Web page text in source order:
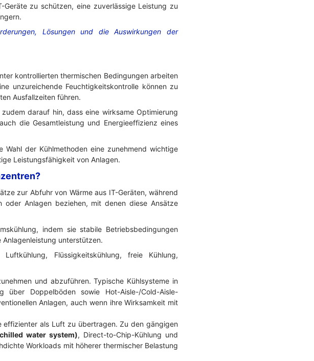
zu schützen, eine zuverlässige Leistung zu
Lösungen und die Auswirkungen der
kontrollierten thermischen Bedingungen arbeiten
unzureichende Feuchtigkeitskontrolle können zu
Ausfallzeiten führen.
darauf hin, dass eine wirksame Optimierung
die Gesamtleistung und Energieeffizienz eines
der Kühlmethoden eine zunehmend wichtige
Leistungsfähigkeit von Anlagen.
zur Abfuhr von Wärme aus IT-Geräten, während
oder Anlagen beziehen, mit denen diese Ansätze
indem sie stabile Betriebsbedingungen
unterstützen.
Flüssigkeitskühlung, freie Kühlung,
und abzuführen. Typische Kühlsysteme in
über Doppelböden sowie Hot-Aisle-/Cold-Aisle-
Anlagen, auch wenn ihre Wirksamkeit mit
effizienter als Luft zu übertragen. Zu den gängigen
water system), Direct-to-Chip-Kühlung und
Workloads mit höherer thermischer Belastung